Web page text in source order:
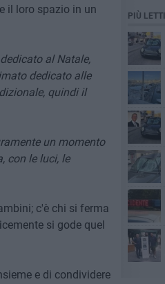
il loro spazio in un
al Natale,
dedicato alle
quindi il
un momento
con le luci, le
c'è chi si ferma
si gode quel
e di condividere
PIÙ